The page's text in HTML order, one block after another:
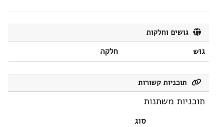
גושים וחלקות
גוש חלקה
תוכניות קשורות
תוכניות משתנות
סוג